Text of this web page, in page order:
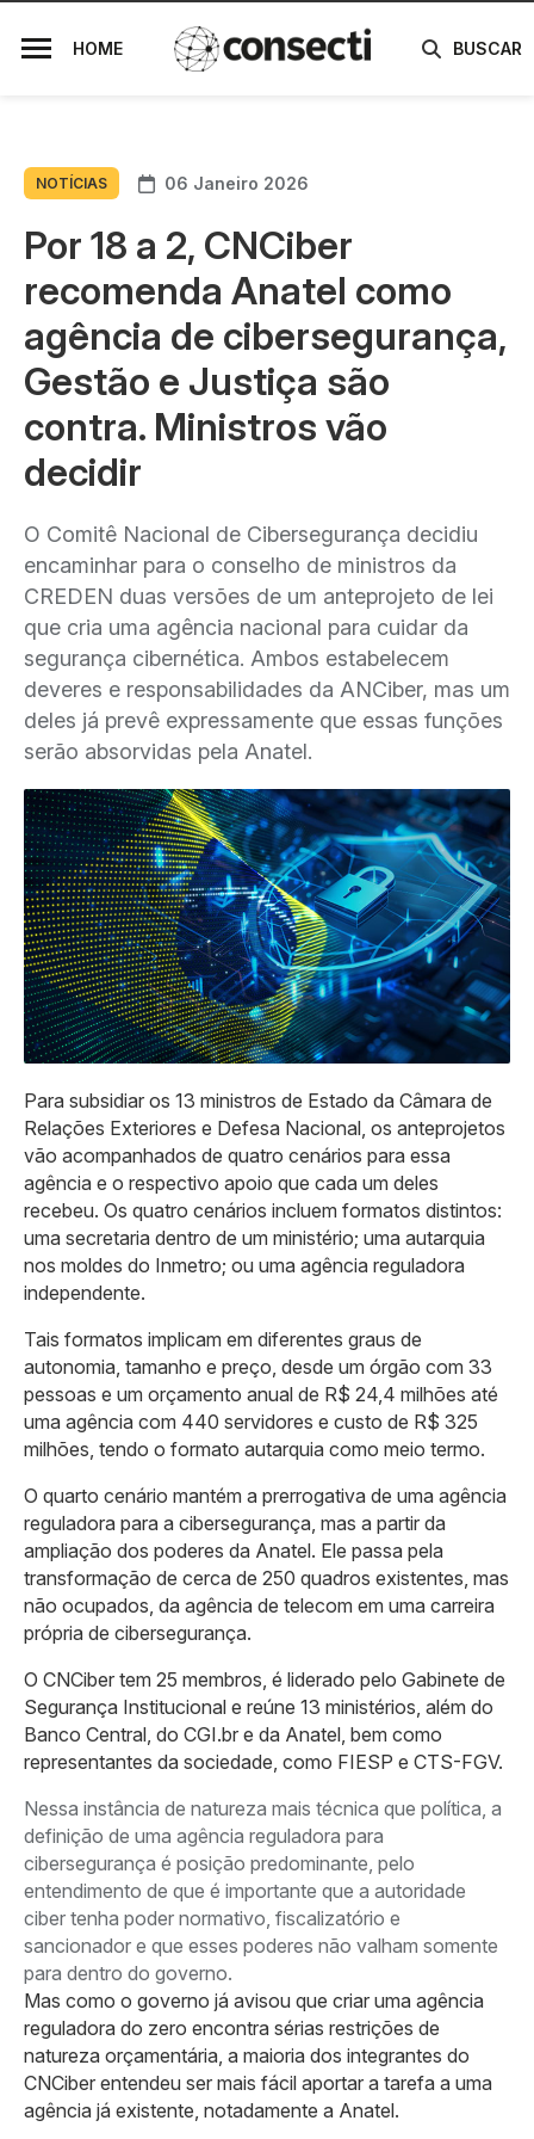
HOME BUSCAR
NOTÍCIAS 06 Janeiro 2026
Por 18 a 2, CNCiber
recomenda Anatel como
agência de cibersegurança,
Gestão e Justiça são
contra. Ministros vão
decidir
O Comitê Nacional de Cibersegurança decidiu
encaminhar para o conselho de ministros da
CREDEN duas versões de um anteprojeto de lei
que cria uma agência nacional para cuidar da
segurança cibernética. Ambos estabelecem
deveres e responsabilidades da ANCiber, mas um
deles já prevê expressamente que essas funções
serão absorvidas pela Anatel.
Para subsidiar os 13 ministros de Estado da Câmara de
Relações Exteriores e Defesa Nacional, os anteprojetos
vão acompanhados de quatro cenários para essa
agência e o respectivo apoio que cada um deles
recebeu. Os quatro cenários incluem formatos distintos:
uma secretaria dentro de um ministério; uma autarquia
nos moldes do Inmetro; ou uma agência reguladora
independente.
Tais formatos implicam em diferentes graus de
autonomia, tamanho e preço, desde um órgão com 33
pessoas e um orçamento anual de R$ 24,4 milhões até
uma agência com 440 servidores e custo de R$ 325
milhões, tendo o formato autarquia como meio termo.
O quarto cenário mantém a prerrogativa de uma agência
reguladora para a cibersegurança, mas a partir da
ampliação dos poderes da Anatel. Ele passa pela
transformação de cerca de 250 quadros existentes, mas
não ocupados, da agência de telecom em uma carreira
própria de cibersegurança.
O CNCiber tem 25 membros, é liderado pelo Gabinete de
Segurança Institucional e reúne 13 ministérios, além do
Banco Central, do CGI.br e da Anatel, bem como
representantes da sociedade, como FIESP e CTS-FGV.
Nessa instância de natureza mais técnica que política, a
definição de uma agência reguladora para
cibersegurança é posição predominante, pelo
entendimento de que é importante que a autoridade
ciber tenha poder normativo, fiscalizatório e
sancionador e que esses poderes não valham somente
para dentro do governo.
Mas como o governo já avisou que criar uma agência
reguladora do zero encontra sérias restrições de
natureza orçamentária, a maioria dos integrantes do
CNCiber entendeu ser mais fácil aportar a tarefa a uma
agência já existente, notadamente a Anatel.